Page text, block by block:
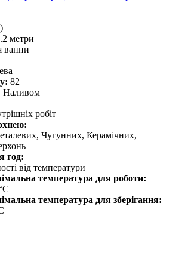
метри
ванни
82
Наливом
робіт
Чугунних, Керамічних,
год:
від температури
температура для роботи:
температура для зберігання: